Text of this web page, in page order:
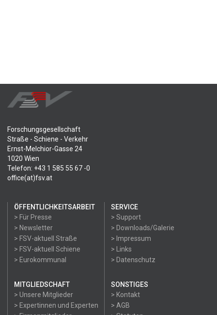
Forschungsgesellschaft
Straße - Schiene - Verkehr
Ernst-Melchior-Gasse 24
1020 Wien
Telefon: +43 1 585 55 67 -0
office(at)fsv.at
ÖFFENTLICHKEITSARBEIT
> Für Presse
> Newsletter
> FSV-aktuell Straße
> FSV-aktuell Schiene
> Eurokommunal
SERVICE
> Support
> Downloads/Galerie
> Impressum
> Links
> Datenschutz
MITGLIEDSCHAFT
> Unsere Mitglieder
> Expertinnen und Experten
SONSTIGES
> Kontakt
> AGB